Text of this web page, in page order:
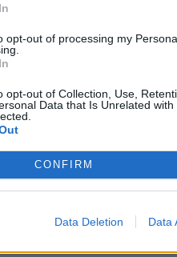
opt-out of processing my
opt-out of Collection, Use,
Data that Is Unrelated
CONFIRM
Data Deletion Data
akkor a
386
a
bankok ajánlataiért, illetve
összeg, stb.) keresd